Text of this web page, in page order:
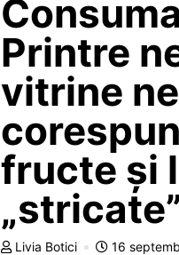
Printre
vitrine
fructe și
„stricate”
Livia Botici 16